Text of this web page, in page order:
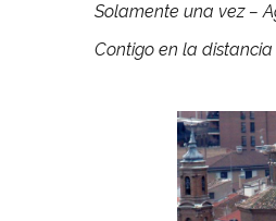
Solamente una vez –
Contigo en la distancia